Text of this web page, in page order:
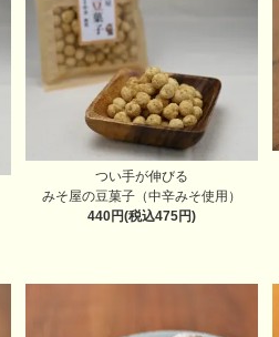
つい手が伸びる
みそ屋の豆菓子（中辛みそ使用）
440円(税込475円)